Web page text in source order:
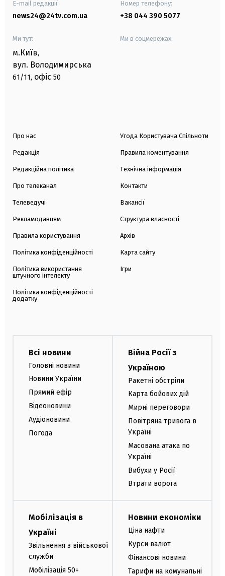
E-mail редакції
news24@24tv.com.ua
Номер телефону:
+38 044 390 5077
Ми тут:
м.Київ,
вул. Володимирська
61/11, офіс 50
Ми в соцмережах:
Про нас
Редакція
Редакційна політика
Про телеканал
Телеведучі
Рекламодавцям
Правила користування
Політика конфіденційності
Політика використання
штучного інтелекту
Політика конфіденційності
додатку
Угода Користувача Спільноти
Правила коментування
Технічна інформація
Контакти
Вакансії
Структура власності
Архів
Карта сайту
Ігри
Всі новини
Головні новини
Новини України
Прямий ефір
Відеоновини
Аудіоновини
Погода
Війна Росії з
Україною
Ракетні обстріли
Карта бойових дій
Мирні переговори
Повітряна тривога в
Україні
Масована атака по
Україні
Вибухи у Росії
Втрати ворога
Мобілізація в
Україні
Звільнення з військової
служби
Мобілізація 50+
Новини економіки
Ціна нафти
Курси валют
Фінансові новини
Тарифи на комунальні